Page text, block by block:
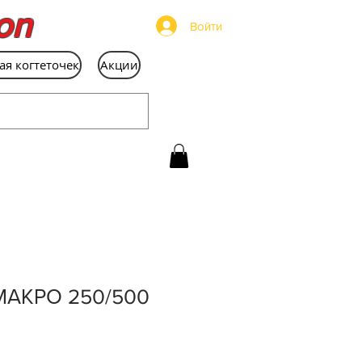
Войти
когтеточек Акции
250/500